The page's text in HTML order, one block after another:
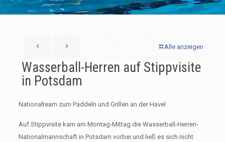
Alle anzeigen
Wasserball-Herren auf Stippvisite
in Potsdam
Nationalteam zum Paddeln und Grillen an der Havel
Auf Stippvisite kam am Montag-Mittag die Wasserball-Herren-
Nationalmannschaft in Potsdam vorbei und ließ es sich nicht